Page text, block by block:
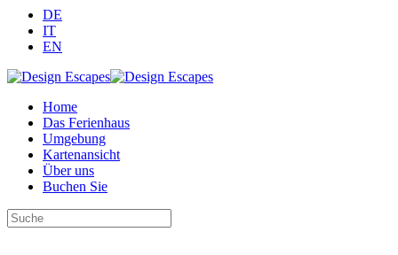
DE
IT
EN
Home
Das Ferienhaus
Umgebung
Kartenansicht
Über uns
Buchen Sie